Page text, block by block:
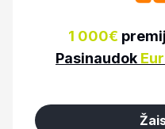
150%
Pasinaudok